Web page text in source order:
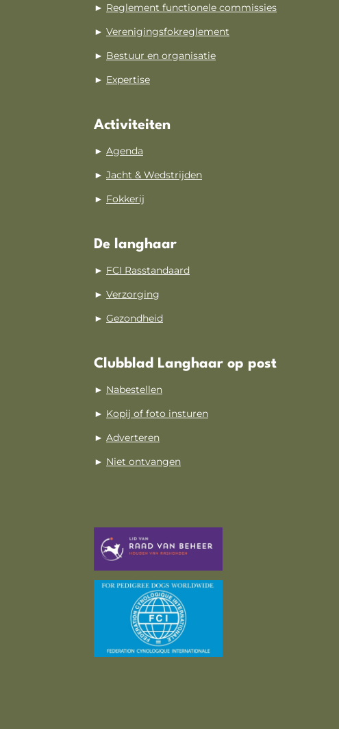
► Reglement functionele commissies
► Verenigingsfokreglement
► Bestuur en organisatie
► Expertise
Activiteiten
► Agenda
► Jacht & Wedstrijden
► Fokkerij
De langhaar
► FCI Rasstandaard
► Verzorging
► Gezondheid
Clubblad Langhaar op post
► Nabestellen
► Kopij of foto insturen
► Adverteren
► Niet ontvangen